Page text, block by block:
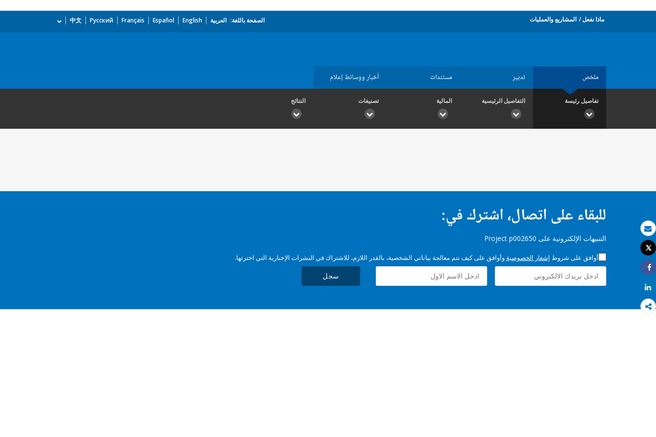
بريد الكتروني
طباعة
Tweet
Share
Share
ماذا نفعل المشاريع والعمليات الصفحة باللغة: العربية English
Español
Français
Русский
中文
ملخص تدبير مستندات أخبار ووسائط إعلام
تفاصيل رئيسة التفاصيل الرئيسية المالية تصنيفات النتائج
للبقاء على اتصال، اشترك في:
التنبيهات الإلكترونية على Project p002650
أوافق على شروط إشعار الخصوصية وأوافق على كيف تتم معالجة بياناتي الشخصية، بالقدر اللازم، للاشتراك في النشرات الإخبارية التي اخترتها.
سجل